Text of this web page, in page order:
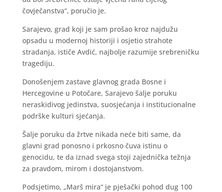
čovječanstva“, poručio je.
Sarajevo, grad koji je sam prošao kroz najdužu
opsadu u modernoj historiji i osjetio strahote
stradanja, ističe Avdić, najbolje razumije srebreničku
tragediju.
Donošenjem zastave glavnog grada Bosne i
Hercegovine u Potočare, Sarajevo šalje poruku
neraskidivog jedinstva, suosjećanja i institucionalne
podrške kulturi sjećanja.
Šalje poruku da žrtve nikada neće biti same, da
glavni grad ponosno i prkosno čuva istinu o
genocidu, te da iznad svega stoji zajednička težnja
za pravdom, mirom i dostojanstvom.
Podsjetimo, „Marš mira“ je pješački pohod dug 100